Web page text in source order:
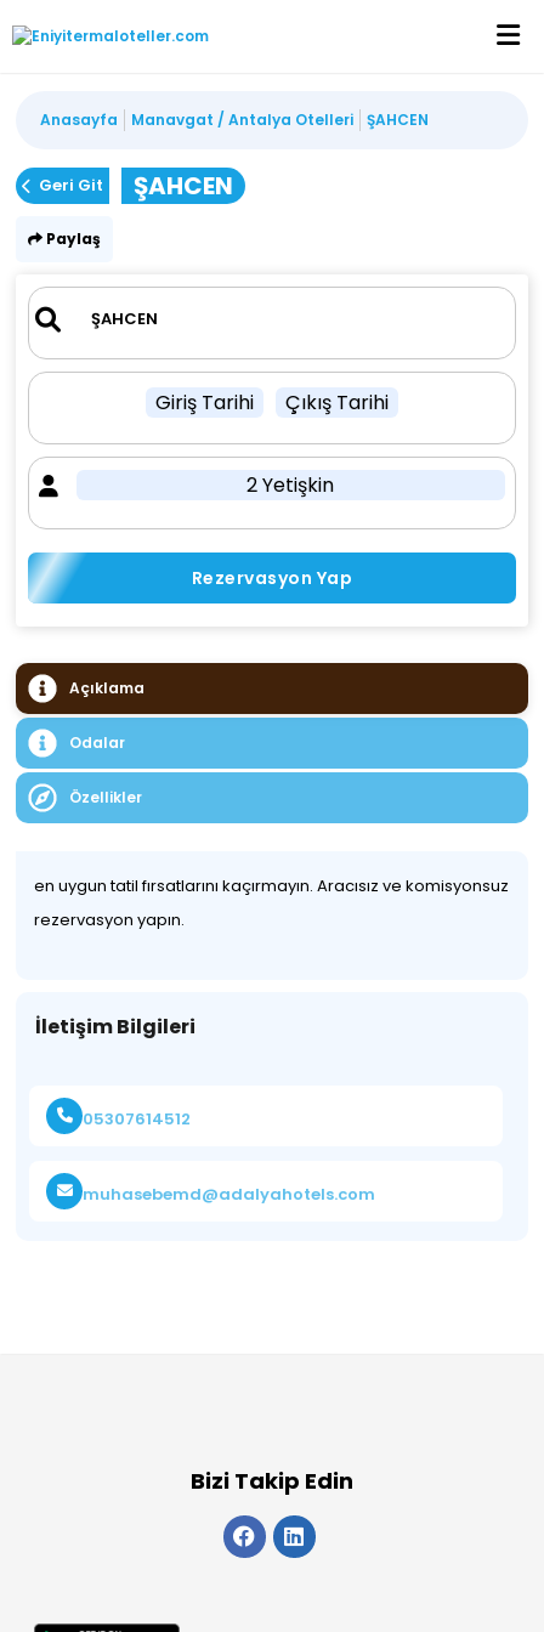
Anasayfa Manavgat / Antalya Otelleri ŞAHCEN
Geri Git ŞAHCEN
Paylaş
Giriş Tarihi Çıkış Tarihi
2 Yetişkin
Rezervasyon Yap
Açıklama
Odalar
Özellikler
en uygun tatil fırsatlarını kaçırmayın. Aracısız ve komisyonsuz
rezervasyon yapın.
İletişim Bilgileri
05307614512
muhasebemd@adalyahotels.com
Bizi Takip Edin